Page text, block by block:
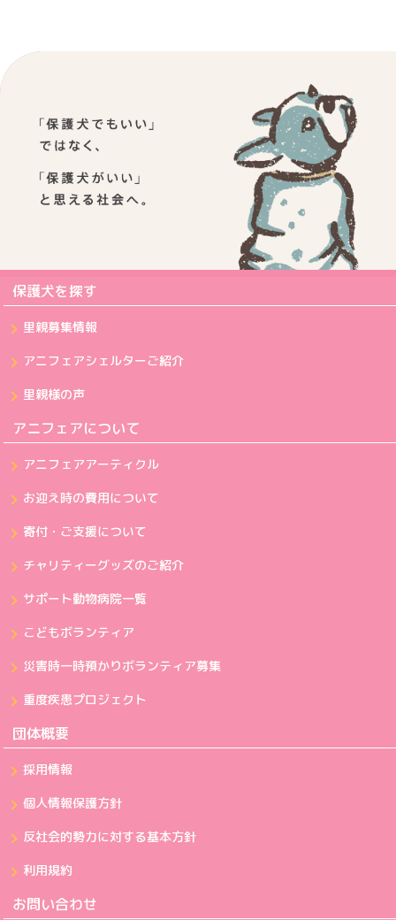
保護犬を探す
里親募集情報
アニフェアシェルターご紹介
里親様の声
アニフェアについて
アニフェアアーティクル
お迎え時の費用について
寄付・ご支援について
チャリティーグッズのご紹介
サポート動物病院一覧
こどもボランティア
災害時一時預かりボランティア募集
重度疾患プロジェクト
団体概要
採用情報
個人情報保護方針
反社会的勢力に対する基本方針
利用規約
お問い合わせ